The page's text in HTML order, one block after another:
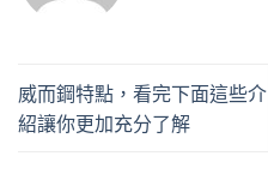
威而鋼特點，看完下面這些介
紹讓你更加充分了解